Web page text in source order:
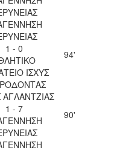
1 - 0
ΙΣΧΥΣ
94'
1 - 7
90'